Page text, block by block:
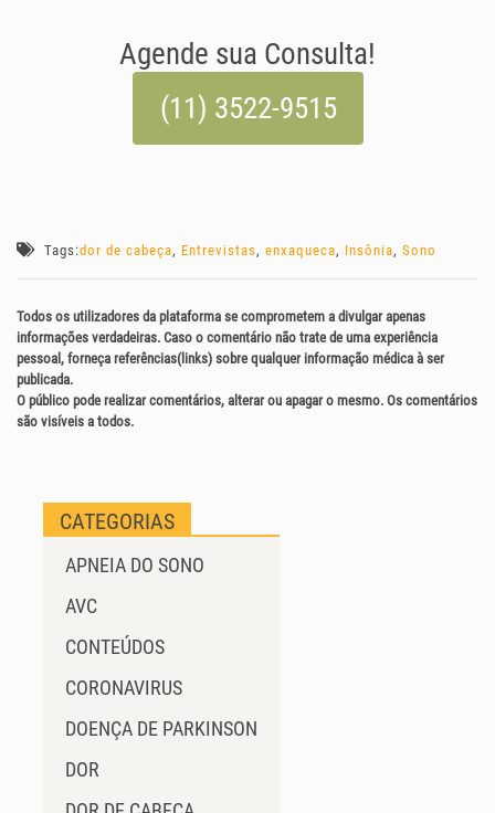
Agende sua Consulta!
(11) 3522-9515
Tags:dor de cabeça, Entrevistas, enxaqueca, Insônia, Sono
Todos os utilizadores da plataforma se comprometem a divulgar apenas
informações verdadeiras. Caso o comentário não trate de uma experiência
pessoal, forneça referências(links) sobre qualquer informação médica à ser
publicada.
O público pode realizar comentários, alterar ou apagar o mesmo. Os comentários
são visíveis a todos.
CATEGORIAS
APNEIA DO SONO
AVC
CONTEÚDOS
CORONAVIRUS
DOENÇA DE PARKINSON
DOR